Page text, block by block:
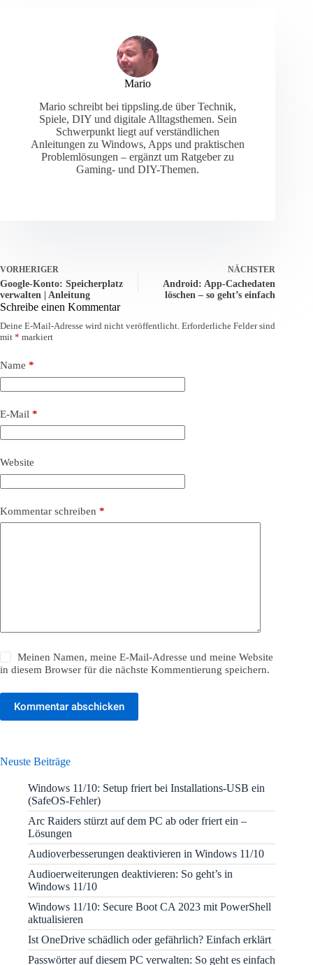
Mario
Mario schreibt bei tippsling.de über Technik,
Spiele, DIY und digitale Alltagsthemen. Sein
Schwerpunkt liegt auf verständlichen
Anleitungen zu Windows, Apps und praktischen
Problemlösungen – ergänzt um Ratgeber zu
Gaming- und DIY-Themen.
VORHERIGER
Google-Konto: Speicherplatz
verwalten | Anleitung
NÄCHSTER
Android: App-Cachedaten
löschen – so geht’s einfach
Schreibe einen Kommentar
Deine E-Mail-Adresse wird nicht veröffentlicht. Erforderliche Felder sind
mit * markiert
Name *
E-Mail *
Website
Kommentar schreiben *
Meinen Namen, meine E-Mail-Adresse und meine Website
in diesem Browser für die nächste Kommentierung speichern.
Kommentar abschicken
Neuste Beiträge
Windows 11/10: Setup friert bei Installations-USB ein
(SafeOS-Fehler)
Arc Raiders stürzt auf dem PC ab oder friert ein –
Lösungen
Audioverbesserungen deaktivieren in Windows 11/10
Audioerweiterungen deaktivieren: So geht’s in
Windows 11/10
Windows 11/10: Secure Boot CA 2023 mit PowerShell
aktualisieren
Ist OneDrive schädlich oder gefährlich? Einfach erklärt
Passwörter auf diesem PC verwalten: So geht es einfach